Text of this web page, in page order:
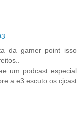
da gamer point isso
um podcast especial
a e3 escuto os cjcast